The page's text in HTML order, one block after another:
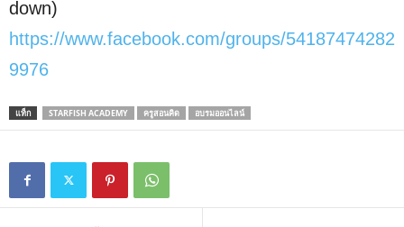
down)
https://www.facebook.com/groups/54187474282
9976
แท็ก STARFISH ACADEMY ครูสอนคิด อบรมออนไลน์